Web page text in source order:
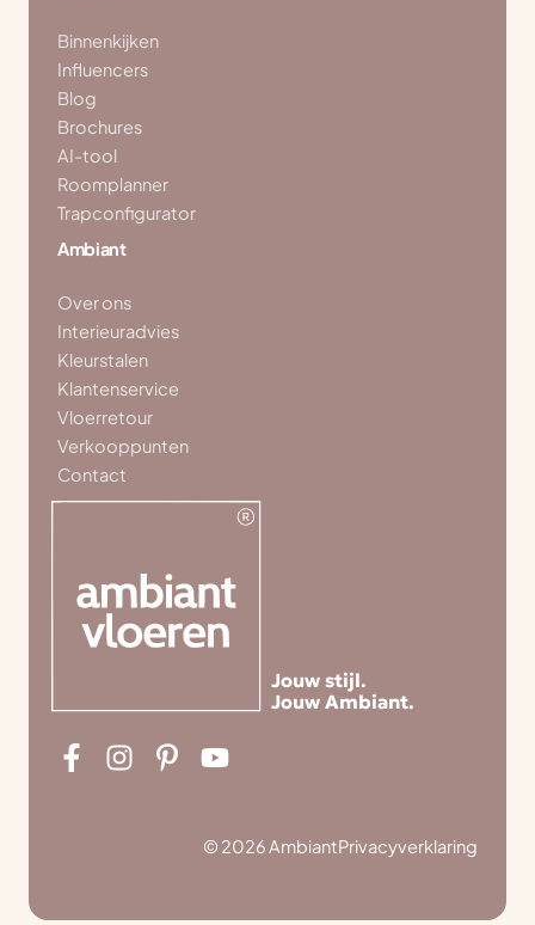
Binnenkijken
Influencers
Blog
Brochures
AI-tool
Roomplanner
Trapconfigurator
Ambiant
Over ons
Interieuradvies
Kleurstalen
Klantenservice
Vloerretour
Verkooppunten
Contact
Jouw stijl.
Jouw Ambiant.
© 2026 AmbiantPrivacyverklaring